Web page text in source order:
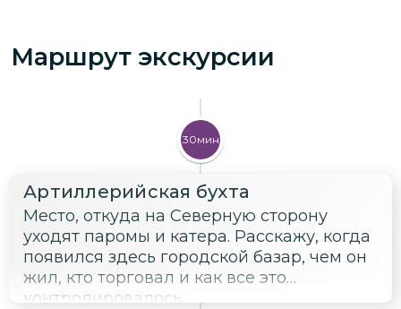
Маршрут экскурсии
30мин
Артиллерийская бухта
Место, откуда на Северную сторону
уходят паромы и катера. Расскажу, когда
появился здесь городской базар, чем он
жил, кто торговал и как все это
контролировалось.